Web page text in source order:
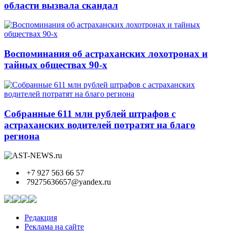
области вызвала скандал
Воспоминания об астраханских лохотронах и
тайных обществах 90-х
Собранные 611 млн рублей штрафов с
астраханских водителей потратят на благо
региона
+7 927 563 66 57
79275636657@yandex.ru
Редакция
Реклама на сайте